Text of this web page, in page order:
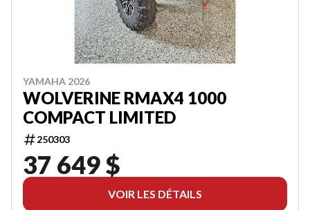
YAMAHA 2026
WOLVERINE RMAX4 1000
COMPACT LIMITED
250303
37 649 $
VOIR LES DÉTAILS